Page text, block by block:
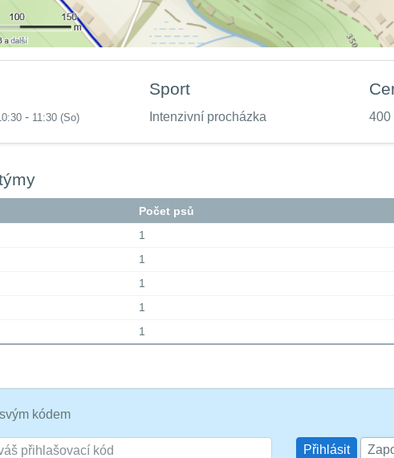
- 11:30 (So)
Sport
Intenzivní procházka 400
Počet psů
1
1
1
1
1
kódem